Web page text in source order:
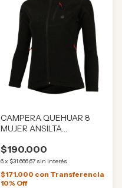
CAMPERA QUEHUAR 8
MUJER ANSILTA
$190.000
6x $31.666,67 sin interés
$171.000 con Transferencia
10% Off